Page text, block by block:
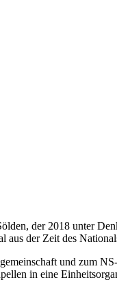
der 2018 unter
aus der Zeit des
und zum
in eine